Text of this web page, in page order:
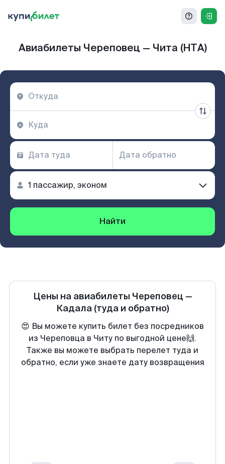
Авиабилеты Череповец — Чита (HTA)
Найти
Цены на авиабилеты Череповец —
Кадала (туда и обратно)
😍 Вы можете купить билет без посредников
из Череповца в Читу по выгодной цене🙌.
Также вы можете выбрать перелет туда и
обратно, если уже знаете дату возвращения